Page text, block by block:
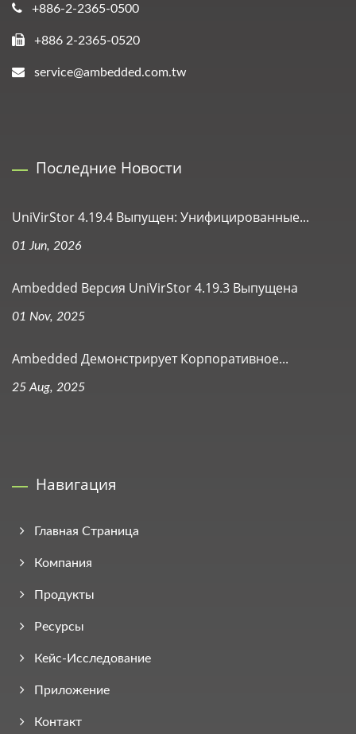
+886-2-2365-0500
+886 2-2365-0520
service@ambedded.com.tw
Последние Новости
UniVirStor 4.19.4 Выпущен: Унифицированные...
01 Jun, 2026
Ambedded Версия UniVirStor 4.19.3 Выпущена
01 Nov, 2025
Ambedded Демонстрирует Корпоративное...
25 Aug, 2025
Навигация
Главная Страница
Компания
Продукты
Ресурсы
Кейс-Исследование
Приложение
Контакт